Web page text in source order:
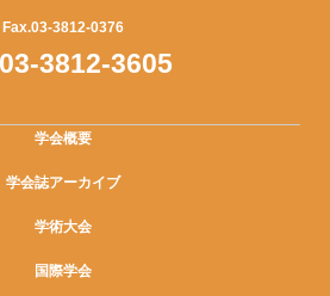
Fax.03-3812-0376
3812-3605
学会概要
学会誌アーカイブ
学術大会
国際学会